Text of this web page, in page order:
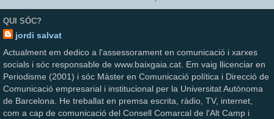
QUI SÓC?
jordi salvat
Actualment em dedico a l'assessorament en comunicació i xarxes
socials i sóc responsable de www.baixgaia.cat. Em vaig llicenciar en
Periodisme (2001) i sóc Màster en Comunicació política i Direcció de
Comunicació empresarial i institucional per la Universitat Autònoma
de Barcelona. He treballat en premsa escrita, ràdio, TV, internet,
com a cap de comunicació del Consell Comarcal de l'Alt Camp i